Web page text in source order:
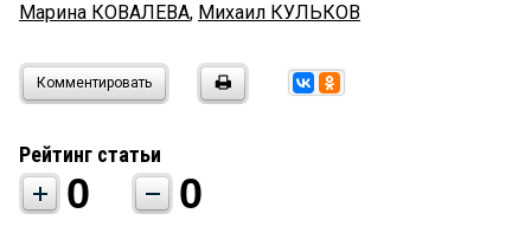
Марина КОВАЛЕВА, Михаил КУЛЬКОВ
Комментировать
Рейтинг статьи
0 0